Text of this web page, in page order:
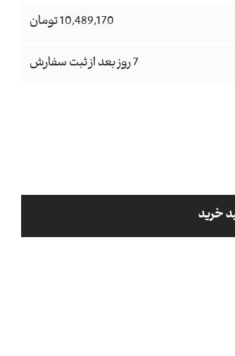
10,489,170 تومان
7 روز بعد از ثبت سفارش
خرید